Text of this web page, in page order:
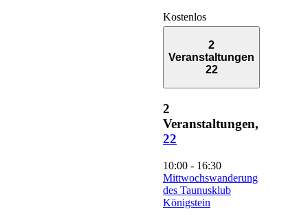
Kostenlos
2
Veranstaltungen
22
2
Veranstaltungen,
22
10:00 - 16:30
Mittwochswanderung
des Taunusklub
Königstein